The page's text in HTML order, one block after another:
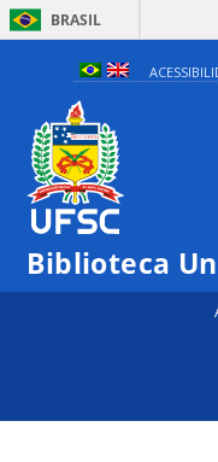
BRASIL
Biblioteca